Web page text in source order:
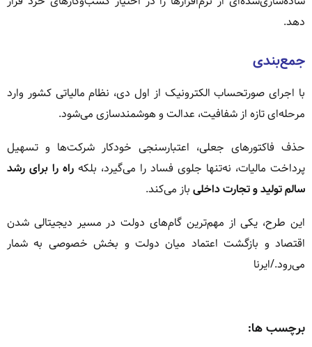
دهد.
جمع‌بندی
با اجرای صورتحساب الکترونیک از اول دی، نظام مالیاتی کشور وارد
مرحله‌ای تازه از شفافیت، عدالت و هوشمندسازی می‌شود.
حذف فاکتورهای جعلی، اعتبارسنجی خودکار شرکت‌ها و تسهیل
پرداخت مالیات، نه‌تنها جلوی فساد را می‌گیرد، بلکه راه را برای رشد
سالم تولید و تجارت داخلی باز می‌کند.
این طرح، یکی از مهم‌ترین گام‌های دولت در مسیر دیجیتالی شدن
اقتصاد و بازگشت اعتماد میان دولت و بخش خصوصی به شمار
می‌رود./ایرنا
برچسب ها: